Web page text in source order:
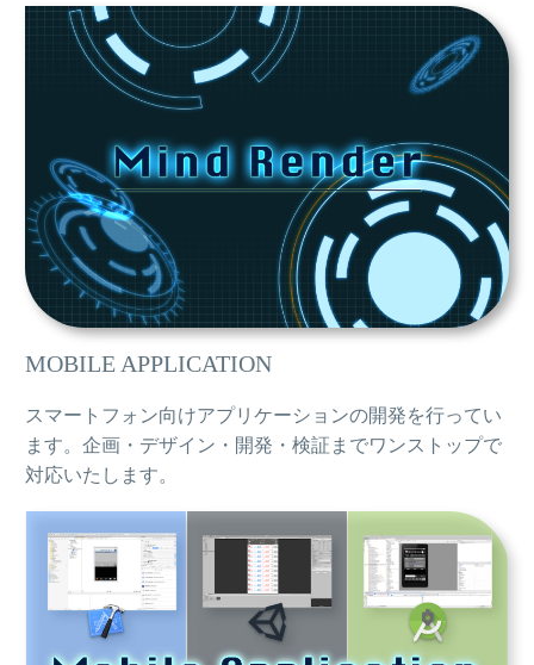
MOBILE APPLICATION
スマートフォン向けアプリケーションの開発を行ってい
ます。企画・デザイン・開発・検証までワンストップで
対応いたします。